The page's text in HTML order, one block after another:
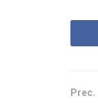
Prec.